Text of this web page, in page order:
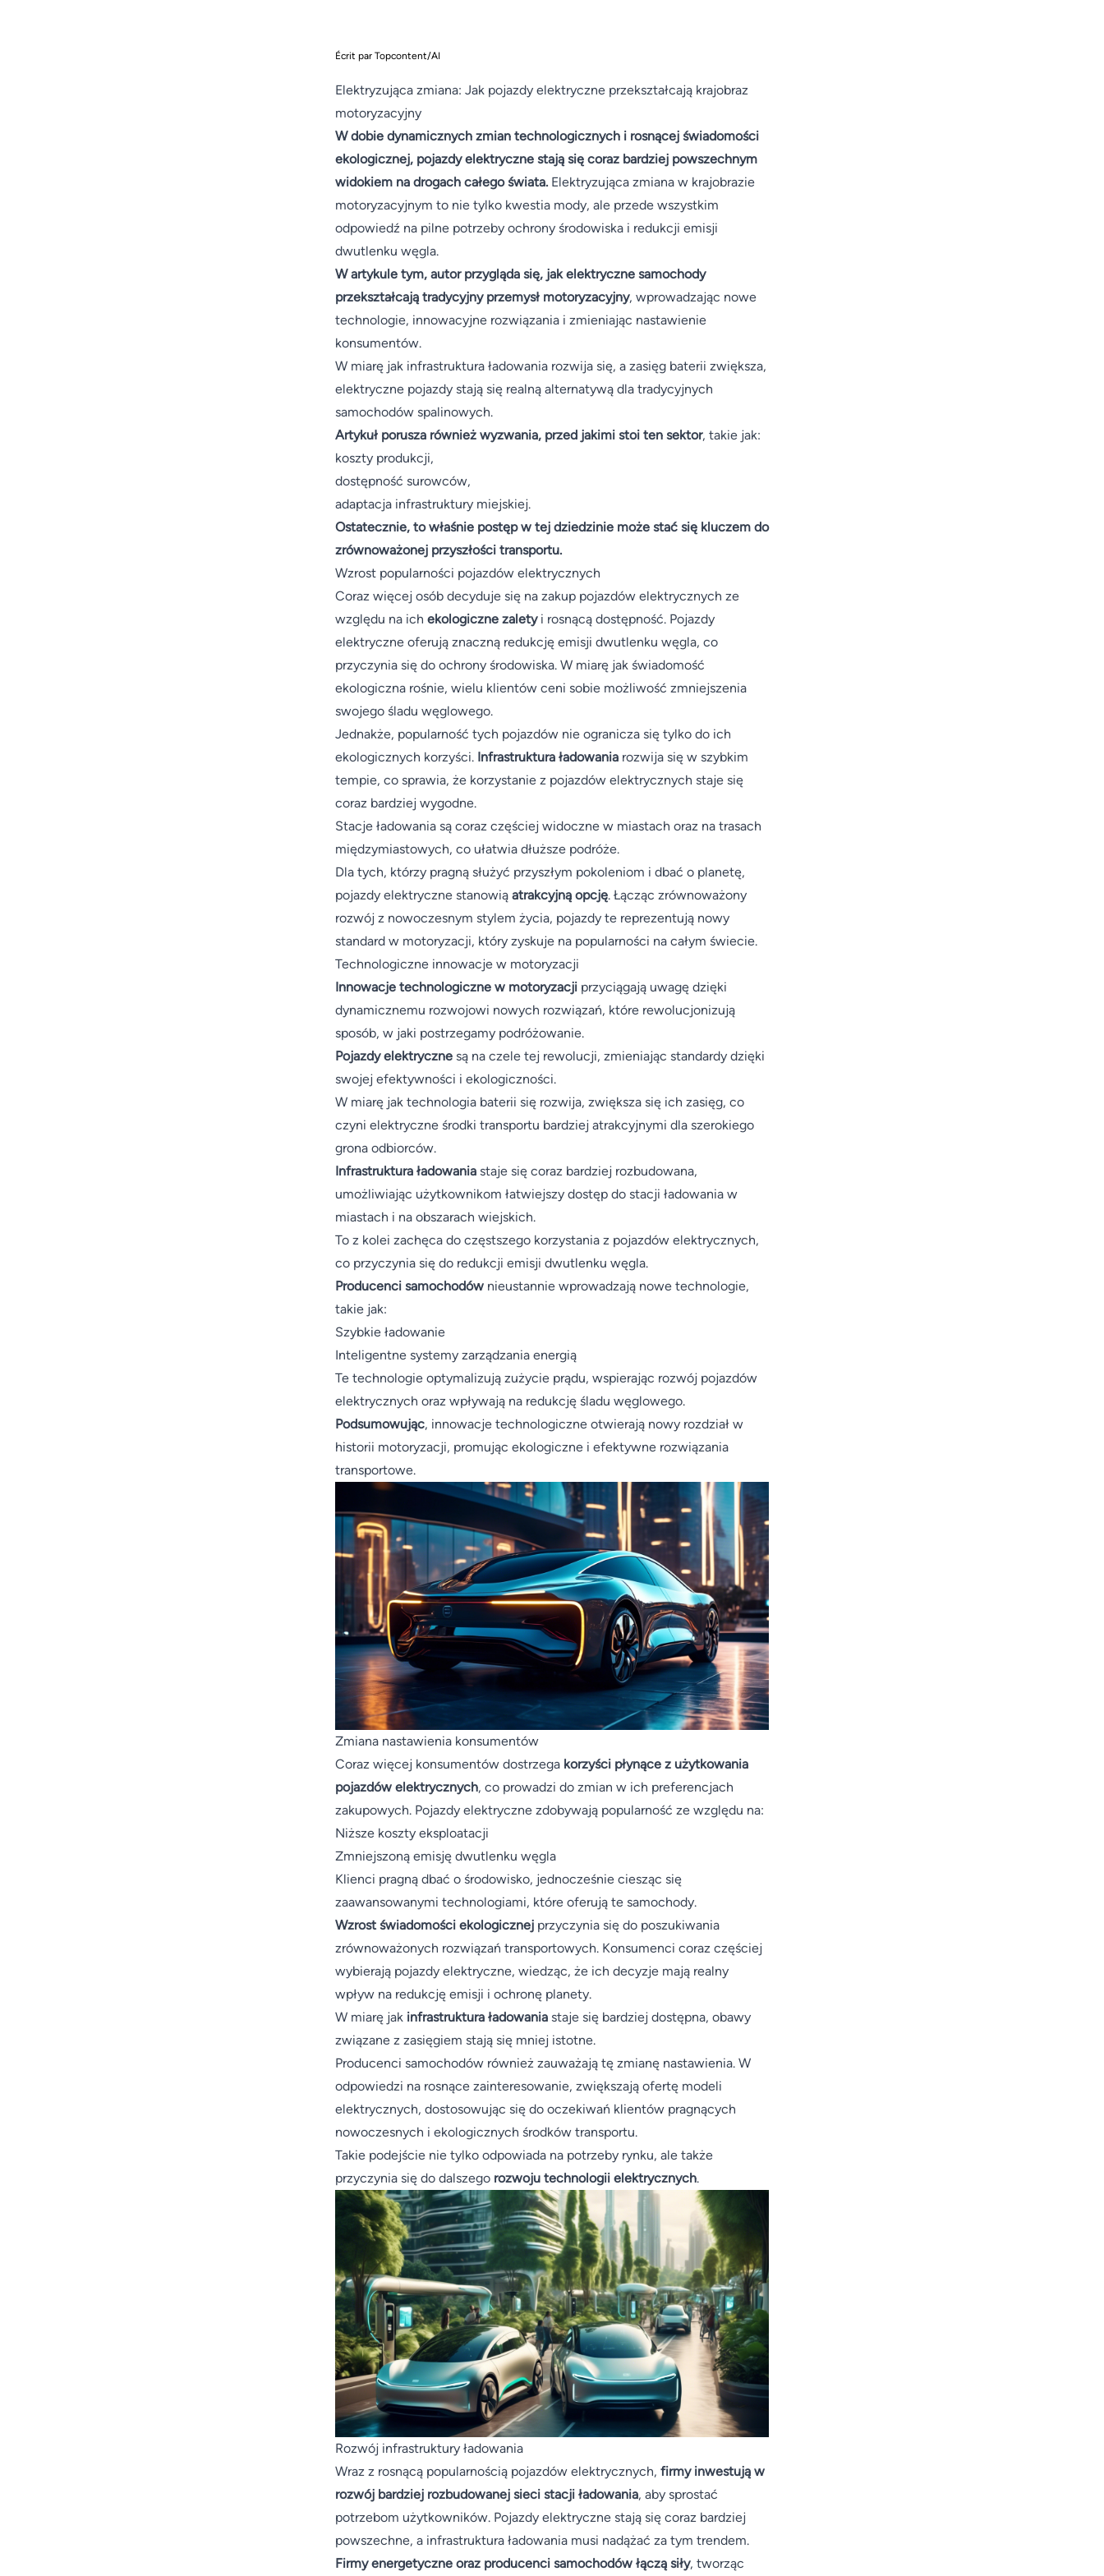
Écrit par Topcontent/AI
Elektryzująca zmiana: Jak pojazdy elektryczne przekształcają krajobraz
motoryzacyjny
W dobie dynamicznych zmian technologicznych i rosnącej świadomości
ekologicznej, pojazdy elektryczne stają się coraz bardziej powszechnym
widokiem na drogach całego świata. Elektryzująca zmiana w krajobrazie
motoryzacyjnym to nie tylko kwestia mody, ale przede wszystkim
odpowiedź na pilne potrzeby ochrony środowiska i redukcji emisji
dwutlenku węgla.
W artykule tym, autor przygląda się, jak elektryczne samochody
przekształcają tradycyjny przemysł motoryzacyjny, wprowadzając nowe
technologie, innowacyjne rozwiązania i zmieniając nastawienie
konsumentów.
W miarę jak infrastruktura ładowania rozwija się, a zasięg baterii zwiększa,
elektryczne pojazdy stają się realną alternatywą dla tradycyjnych
samochodów spalinowych.
Artykuł porusza również wyzwania, przed jakimi stoi ten sektor, takie jak:
koszty produkcji,
dostępność surowców,
adaptacja infrastruktury miejskiej.
Ostatecznie, to właśnie postęp w tej dziedzinie może stać się kluczem do
zrównoważonej przyszłości transportu.
Wzrost popularności pojazdów elektrycznych
Coraz więcej osób decyduje się na zakup pojazdów elektrycznych ze
względu na ich ekologiczne zaletyi rosnącą dostępność. Pojazdy
elektryczne oferują znaczną redukcję emisji dwutlenku węgla, co
przyczynia się do ochrony środowiska. W miarę jak świadomość
ekologiczna rośnie, wielu klientów ceni sobie możliwość zmniejszenia
swojego śladu węglowego.
Jednakże, popularność tych pojazdów nie ogranicza się tylko do ich
ekologicznych korzyści. Infrastruktura ładowania rozwija się w szybkim
tempie, co sprawia, że korzystanie z pojazdów elektrycznych staje się
coraz bardziej wygodne.
Stacje ładowania są coraz częściej widoczne w miastach oraz na trasach
międzymiastowych, co ułatwia dłuższe podróże.
Dla tych, którzy pragną służyć przyszłym pokoleniom i dbać o planetę,
pojazdy elektryczne stanowią atrakcyjną opcję. Łącząc zrównoważony
rozwój z nowoczesnym stylem życia, pojazdy te reprezentują nowy
standard w motoryzacji, który zyskuje na popularności na całym świecie.
Technologiczne innowacje w motoryzacji
Innowacje technologiczne w motoryzacji przyciągają uwagę dzięki
dynamicznemu rozwojowi nowych rozwiązań, które rewolucjonizują
sposób, w jaki postrzegamy podróżowanie.
Pojazdy elektryczne są na czele tej rewolucji, zmieniając standardy dzięki
swojej efektywności i ekologiczności.
W miarę jak technologia baterii się rozwija, zwiększa się ich zasięg, co
czyni elektryczne środki transportu bardziej atrakcyjnymi dla szerokiego
grona odbiorców.
Infrastruktura ładowania staje się coraz bardziej rozbudowana,
umożliwiając użytkownikom łatwiejszy dostęp do stacji ładowania w
miastach i na obszarach wiejskich.
To z kolei zachęca do częstszego korzystania z pojazdów elektrycznych,
co przyczynia się do redukcji emisji dwutlenku węgla.
Producenci samochodów nieustannie wprowadzają nowe technologie,
takie jak:
Szybkie ładowanie
Inteligentne systemy zarządzania energią
Te technologie optymalizują zużycie prądu, wspierając rozwój pojazdów
elektrycznych oraz wpływają na redukcję śladu węglowego.
Podsumowując, innowacje technologiczne otwierają nowy rozdział w
historii motoryzacji, promując ekologiczne i efektywne rozwiązania
transportowe.
Zmiana nastawienia konsumentów
Coraz więcej konsumentów dostrzega korzyści płynące z użytkowania
pojazdów elektrycznych, co prowadzi do zmian w ich preferencjach
zakupowych. Pojazdy elektryczne zdobywają popularność ze względu na:
Niższe koszty eksploatacji
Zmniejszoną emisję dwutlenku węgla
Klienci pragną dbać o środowisko, jednocześnie ciesząc się
zaawansowanymi technologiami, które oferują te samochody.
Wzrost świadomości ekologicznej przyczynia się do poszukiwania
zrównoważonych rozwiązań transportowych. Konsumenci coraz częściej
wybierają pojazdy elektryczne, wiedząc, że ich decyzje mają realny
wpływ na redukcję emisji i ochronę planety.
W miarę jak infrastruktura ładowania staje się bardziej dostępna, obawy
związane z zasięgiem stają się mniej istotne.
Producenci samochodów również zauważają tę zmianę nastawienia. W
odpowiedzi na rosnące zainteresowanie, zwiększają ofertę modeli
elektrycznych, dostosowując się do oczekiwań klientów pragnących
nowoczesnych i ekologicznych środków transportu.
Takie podejście nie tylko odpowiada na potrzeby rynku, ale także
przyczynia się do dalszego rozwoju technologii elektrycznych.
Rozwój infrastruktury ładowania
Wraz z rosnącą popularnością pojazdów elektrycznych, firmy inwestują w
rozwój bardziej rozbudowanej sieci stacji ładowania, aby sprostać
potrzebom użytkowników. Pojazdy elektryczne stają się coraz bardziej
powszechne, a infrastruktura ładowania musi nadążać za tym trendem.
Firmy energetyczne oraz producenci samochodów łączą siły, tworząc